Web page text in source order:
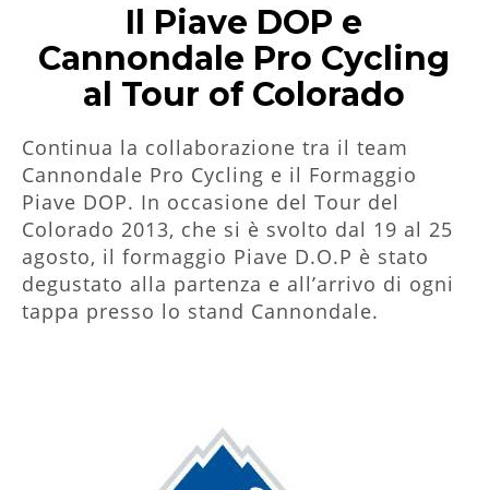
Il Piave DOP e
Cannondale Pro Cycling
al Tour of Colorado
Continua la collaborazione tra il team
Cannondale Pro Cycling e il Formaggio
Piave DOP. In occasione del Tour del
Colorado 2013, che si è svolto dal 19 al 25
agosto, il formaggio Piave D.O.P è stato
degustato alla partenza e all’arrivo di ogni
tappa presso lo stand Cannondale.